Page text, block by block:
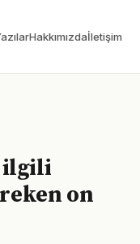
Hakkımızdaİletişim
ilgili
on